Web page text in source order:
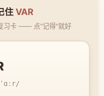
住VAR
习卡 —— 点"记得"就好